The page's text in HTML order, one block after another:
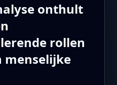
onthult
rollen
menselijke